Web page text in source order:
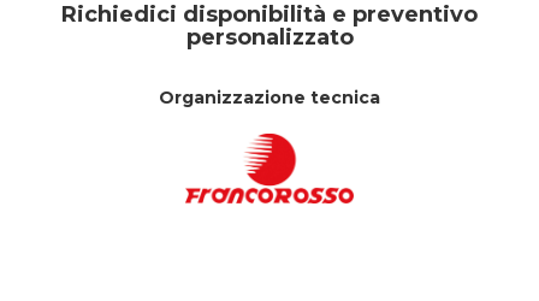
Richiedici disponibilità e preventivo
personalizzato
Organizzazione tecnica